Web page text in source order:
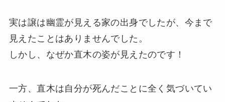
実は譲は幽霊が見える家の出身でしたが、今まで
見えたことはありませんでした。
しかし、なぜか直木の姿が見えたのです！
一方、直木は自分が死んだことに全く気づいてい